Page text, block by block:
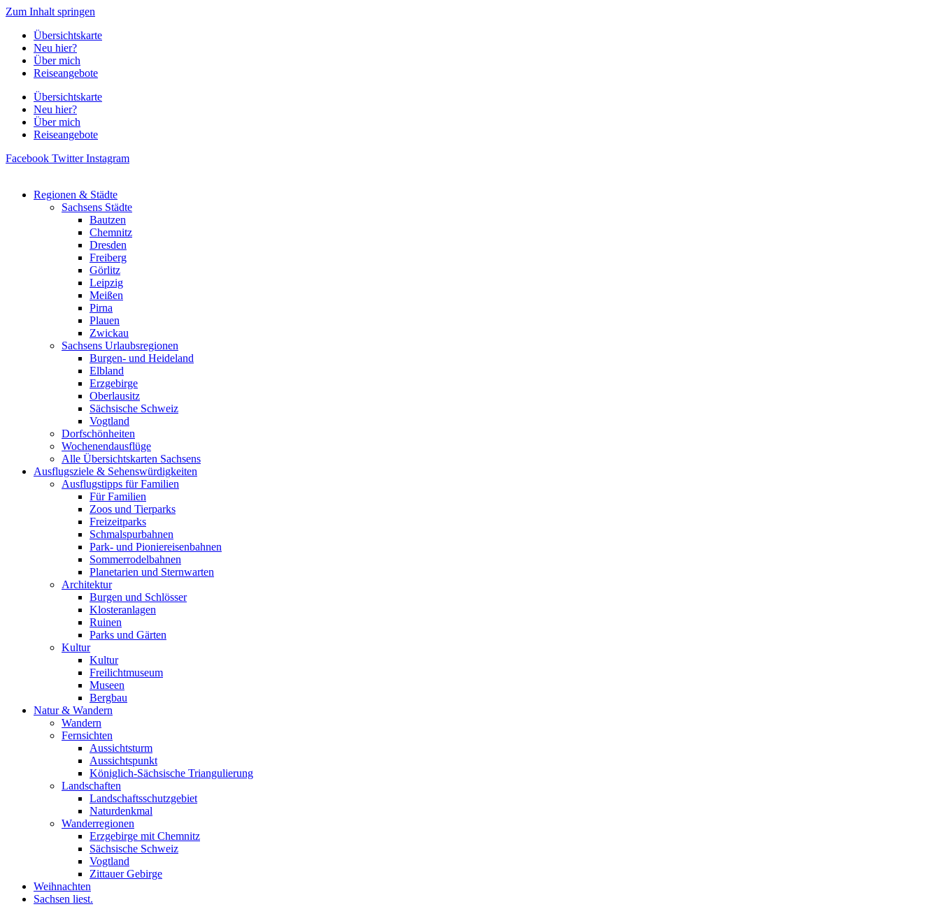
Zum Inhalt springen
Übersichtskarte
Neu hier?
Über mich
Reiseangebote
Übersichtskarte
Neu hier?
Über mich
Reiseangebote
Facebook Twitter Instagram
Regionen & Städte
Sachsens Städte
Bautzen
Chemnitz
Dresden
Freiberg
Görlitz
Leipzig
Meißen
Pirna
Plauen
Zwickau
Sachsens Urlaubsregionen
Burgen- und Heideland
Elbland
Erzgebirge
Oberlausitz
Sächsische Schweiz
Vogtland
Dorfschönheiten
Wochenendausflüge
Alle Übersichtskarten Sachsens
Ausflugsziele & Sehenswürdigkeiten
Ausflugstipps für Familien
Für Familien
Zoos und Tierparks
Freizeitparks
Schmalspurbahnen
Park- und Pioniereisenbahnen
Sommerrodelbahnen
Planetarien und Sternwarten
Architektur
Burgen und Schlösser
Klosteranlagen
Ruinen
Parks und Gärten
Kultur
Kultur
Freilichtmuseum
Museen
Bergbau
Natur & Wandern
Wandern
Fernsichten
Aussichtsturm
Aussichtspunkt
Königlich-Sächsische Triangulierung
Landschaften
Landschaftsschutzgebiet
Naturdenkmal
Wanderregionen
Erzgebirge mit Chemnitz
Sächsische Schweiz
Vogtland
Zittauer Gebirge
Weihnachten
Sachsen liest.